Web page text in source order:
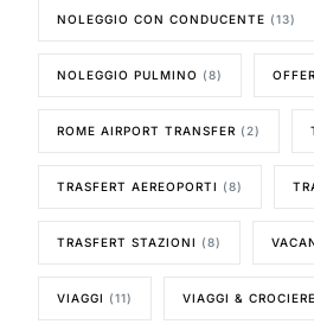
NOLEGGIO CON CONDUCENTE (13)
NOLEGGIO PULMINO (8)
ROME AIRPORT TRANSFER (2)
TRASFERT AEREOPORTI (8)
TRASFERT STAZIONI (8)
VIAGGI (11) VIAGGI &